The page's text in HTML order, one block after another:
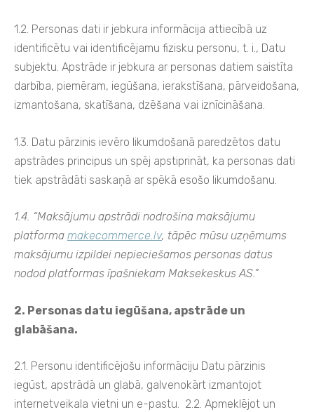
1.2. Personas dati ir jebkura informācija attiecībā uz
identificētu vai identificējamu fizisku personu, t. i., Datu
subjektu. Apstrāde ir jebkura ar personas datiem saistīta
darbība, piemēram, iegūšana, ierakstīšana, pārveidošana,
izmantošana, skatīšana, dzēšana vai iznīcināšana.
1.3. Datu pārzinis ievēro likumdošanā paredzētos datu
apstrādes principus un spēj apstiprināt, ka personas dati
tiek apstrādāti saskaņā ar spēkā esošo likumdošanu.
1.4. “Maksājumu apstrādi nodrošina maksājumu
platforma makecommerce.lv, tāpēc mūsu uzņēmums
maksājumu izpildei nepieciešamos personas datus
nodod platformas īpašniekam Maksekeskus AS.”
2. Personas datu iegūšana, apstrāde un
glabāšana.
2.1. Personu identificējošu informāciju Datu pārzinis
iegūst, apstrādā un glabā, galvenokārt izmantojot
internetveikala vietni un e-pastu. 2.2. Apmeklējot un